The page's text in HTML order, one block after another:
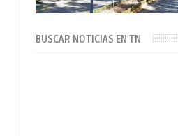
BUSCAR NOTICIAS EN TN